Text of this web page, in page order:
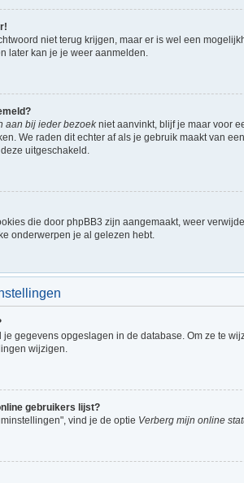
niet terug krijgen, maar er is wel een
later kan je je weer aanmelden.
aan bij ieder bezoekniet aanvinkt, blijf je maar voor
We raden dit echter af als je gebruik maakt van
uitgeschakeld.
die door phpBB3 zijn aangemaakt, weer
onderwerpen je al gelezen hebt.
gegevens opgeslagen in de database. Om ze te
wijzigen.
gebruikers lijst?
vind je de optie Verberg mijn online